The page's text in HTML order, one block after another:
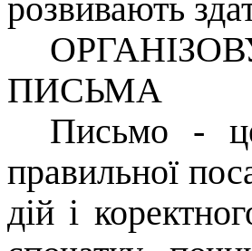
розвивають
ПИСЬМА
Письмо -
правильної
дій і